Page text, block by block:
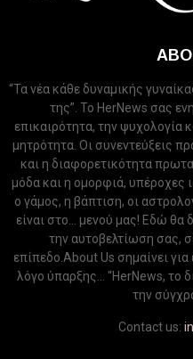
“Τα νέα κάθε δυναμικής
της”. Το HerNews σας
επικαιρότητα, την ψυχολογία
μητρότητα. Οι συνεντεύξεις
και η διαφορετικότητα
μόδα και η ομορφιά, υπέροχες
ο γάμος, η βάπτιση, οι
είναι στο... μενού μας! Εδώ θα
την αυτοβελτίωση σας,
επίπεδο.About Us σημαίνει
λόγο ύπαρξης... “HerNews, το
την
Contact us: